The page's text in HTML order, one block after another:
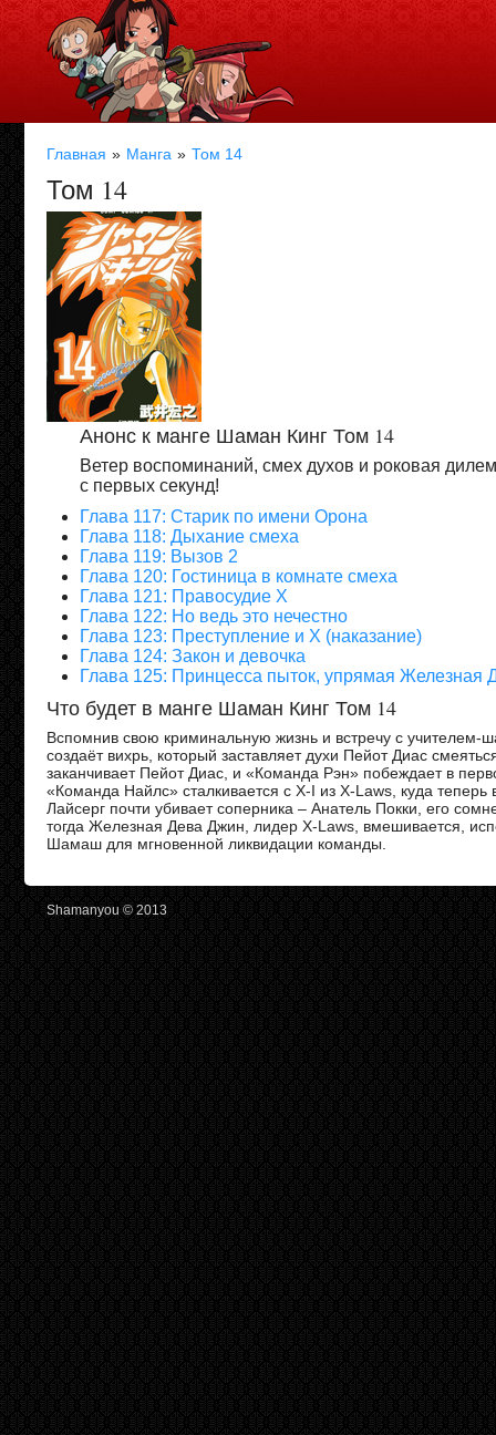
Главная Манга Том 14
Том 14
Анонс к манге Шаман Кинг Том 14
Ветер воспоминаний, смех духов и роковая
с первых секунд!
Глава 117: Старик по имени Орона
Глава 118: Дыхание смеха
Глава 119: Вызов 2
Глава 120: Гостиница в комнате смеха
Глава 121: Правосудие Х
Глава 122: Но ведь это нечестно
Глава 123: Преступление и Х (наказание)
Глава 124: Закон и девочка
Глава 125: Принцесса пыток, упрямая Железная
Что будет в манге Шаман Кинг Том 14
Вспомнив свою криминальную жизнь и встречу с
создаёт вихрь, который заставляет духи Пейот Диас
заканчивает Пейот Диас, и «Команда Рэн» побеждает в
«Команда Найлс» сталкивается с X-I из X-Laws, куда теперь
Лайсерг почти убивает соперника – Анатель Покки, его
тогда Железная Дева Джин, лидер X-Laws, вмешивается,
Шамаш для мгновенной ликвидации команды.
Shamanyou © 2013